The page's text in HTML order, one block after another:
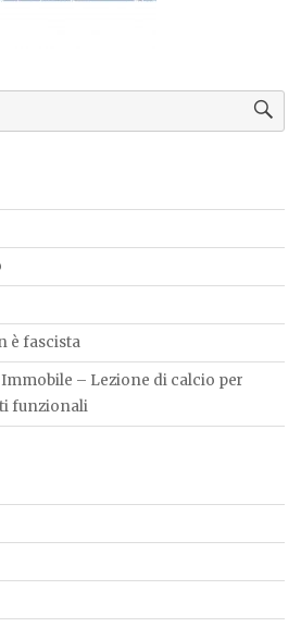
è fascista
Immobile – Lezione di calcio per
funzionali